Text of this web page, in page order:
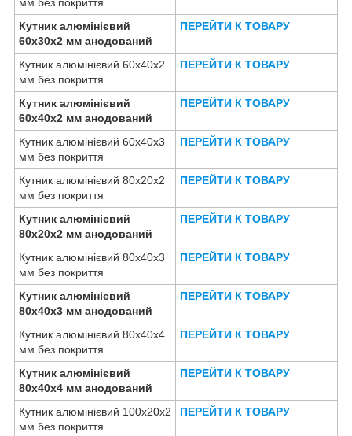
Кутник алюмінієвий
60х30х2 мм анодований
ПЕРЕЙТИ К ТОВАРУ
Кутник алюмінієвий 60х40х2
мм без покриття
ПЕРЕЙТИ К ТОВАРУ
Кутник алюмінієвий
60х40х2 мм анодований
ПЕРЕЙТИ К ТОВАРУ
Кутник алюмінієвий 60х40х3
мм без покриття
ПЕРЕЙТИ К ТОВАРУ
Кутник алюмінієвий 80х20х2
мм без покриття
ПЕРЕЙТИ К ТОВАРУ
Кутник алюмінієвий
80х20х2 мм анодований
ПЕРЕЙТИ К ТОВАРУ
Кутник алюмінієвий 80х40х3
мм без покриття
ПЕРЕЙТИ К ТОВАРУ
Кутник алюмінієвий
80х40х3 мм анодований
ПЕРЕЙТИ К ТОВАРУ
Кутник алюмінієвий 80х40х4
мм без покриття
ПЕРЕЙТИ К ТОВАРУ
Кутник алюмінієвий
80х40х4 мм анодований
ПЕРЕЙТИ К ТОВАРУ
Кутник алюмінієвий 100х20х2
мм без покриття
ПЕРЕЙТИ К ТОВАРУ